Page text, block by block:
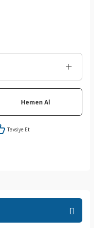
Hemen Al
Tavsiye Et